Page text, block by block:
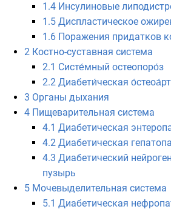
1.4 Инсулиновые
1.5 Диспластическое
1.6 Поражения придатков
2 Костно-суставная система
2.1 Систе́мный остеопоро́з
2.2 Диабети́ческая
3 Органы дыхания
4 Пищеварительная система
4.1 Диабетическая
4.2 Диабетическая
4.3 Диабетический
пузырь
5 Мочевыделительная система
5.1 Диабетическая